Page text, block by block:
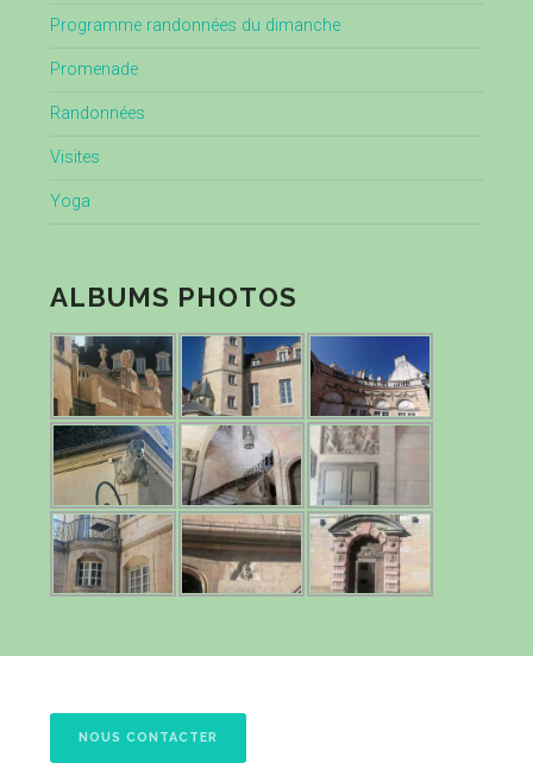
Programme randonnées du dimanche
Promenade
Randonnées
Visites
Yoga
ALBUMS PHOTOS
NOUS CONTACTER